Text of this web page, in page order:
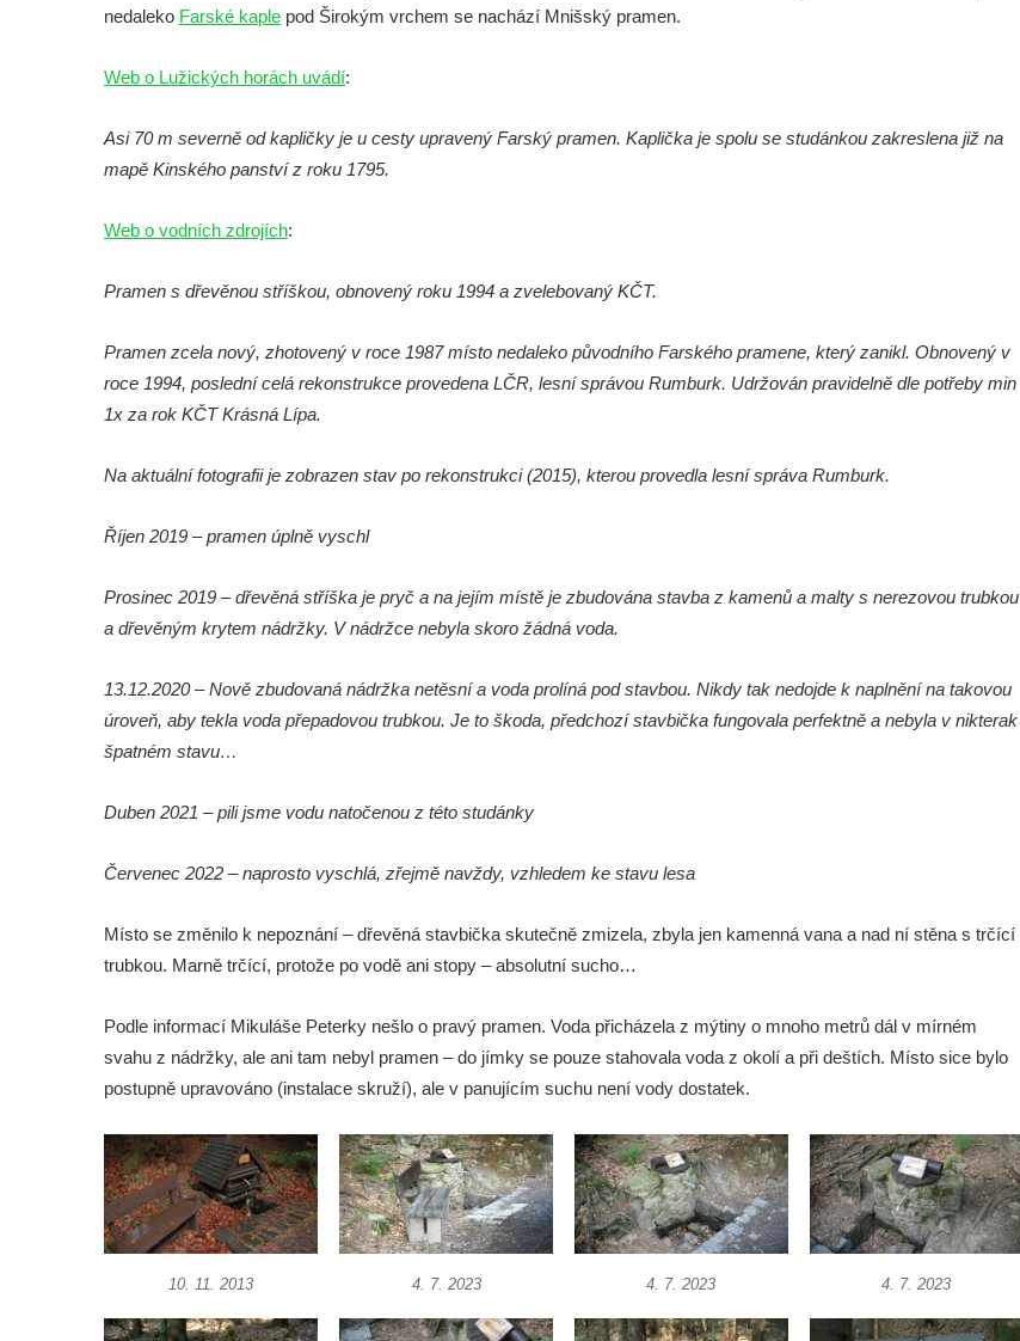
Vývěr pramene východně od Lužice u cesty
Studánka pod skalou u Nedamova
Studánka Pod obrázkem na Kamenné
cestě pod Plešným
Studánka v obci Skály u Teplic nad Metují
Josefa v Krásné u Pěnčína
Pramen U svatého Antoníčka u koupaliště v
Teplicích nad Metují
Polici nad Metují
Mariánský pramen II v Dubé
Mariánský pramen (Máchadlo) na
Dubé
Mariánská studánka v ulici Sadová v Dubé
Pramen Sprévy v Ebersbachu
Krásné Lípě
Lounech
Pramen Luna II v nemocničním areálu v
Studna na východním okraji Michalovic
Czedikově ulici v Litvínově
Studánka Polerady
Studánka U Zabitého pod Božanovským
Špičákem
Pramen Lužničky
Prameniště za kaplí Panny Marie u
nedaleko Farské kaple pod Širokým vrchem se nachází Mnišský pramen.
Web o Lužických horách uvádí:
Asi 70 m severně od kapličky je u cesty upravený Farský pramen. Kaplička je spolu se studánkou zakreslena již na
mapě Kinského panství z roku 1795.
Web o vodních zdrojích:
Pramen s dřevěnou stříškou, obnovený roku 1994 a zvelebovaný KČT.
Pramen zcela nový, zhotovený v roce 1987 místo nedaleko původního Farského pramene, který zanikl. Obnovený v
roce 1994, poslední celá rekonstrukce provedena LČR, lesní správou Rumburk. Udržován pravidelně dle potřeby min
1x za rok KČT Krásná Lípa.
Na aktuální fotografii je zobrazen stav po rekonstrukci (2015), kterou provedla lesní správa Rumburk.
Říjen 2019 – pramen úplně vyschl
Prosinec 2019 – dřevěná stříška je pryč a na jejím místě je zbudována stavba z kamenů a malty s nerezovou trubkou
a dřevěným krytem nádržky. V nádržce nebyla skoro žádná voda.
13.12.2020 – Nově zbudovaná nádržka netěsní a voda prolíná pod stavbou. Nikdy tak nedojde k naplnění na takovou
úroveň, aby tekla voda přepadovou trubkou. Je to škoda, předchozí stavbička fungovala perfektně a nebyla v nikterak
špatném stavu…
Duben 2021 – pili jsme vodu natočenou z této studánky
Červenec 2022 – naprosto vyschlá, zřejmě navždy, vzhledem ke stavu lesa
Místo se změnilo k nepoznání – dřevěná stavbička skutečně zmizela, zbyla jen kamenná vana a nad ní stěna s trčící
trubkou. Marně trčící, protože po vodě ani stopy – absolutní sucho…
Podle informací Mikuláše Peterky nešlo o pravý pramen. Voda přicházela z mýtiny o mnoho metrů dál v mírném
svahu z nádržky, ale ani tam nebyl pramen – do jímky se pouze stahovala voda z okolí a při deštích. Místo sice bylo
postupně upravováno (instalace skruží), ale v panujícím suchu není vody dostatek.
10. 11. 2013 4. 7. 2023 4. 7. 2023 4. 7. 2023